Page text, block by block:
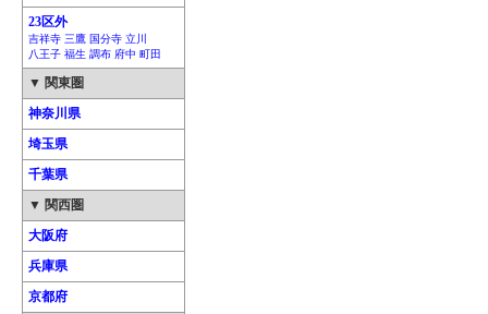
23区外
吉祥寺 三鷹 国分寺 立川
八王子 福生 調布 府中 町田
▼ 関東圏
神奈川県
埼玉県
千葉県
▼ 関西圏
大阪府
兵庫県
京都府